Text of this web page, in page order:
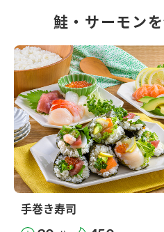
鮭・サーモン
手巻き寿司